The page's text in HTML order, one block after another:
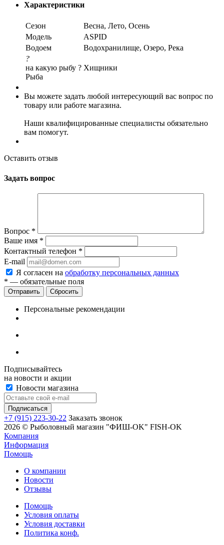
Характеристики
Сезон
Весна, Лето, Осень
Модель
ASPID
Водоем
Водохранилище, Озеро, Река
?
на какую рыбу ?
Рыба
Хищники
Вы можете задать любой интересующий вас вопрос по
товару или работе магазина.
Наши квалифицированные специалисты обязательно
вам помогут.
Оставить отзыв
Задать вопрос
Вопрос *
Ваше имя *
Контактный телефон *
E-mail
Я согласен на обработку персональных данных
* — обязательные поля
Сбросить
Персональные рекомендации
Подписывайтесь
на новости и акции
Новости магазина
+7 (915) 223-30-22 Заказать звонок
2026 © Рыболовный магазин "ФИШ-OK" FISH-OK
Компания
Информация
Помощь
О компании
Новости
Отзывы
Помощь
Условия оплаты
Условия доставки
Политика конф.